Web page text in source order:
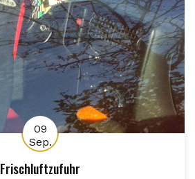
09
Sep.
Frischluftzufuhr